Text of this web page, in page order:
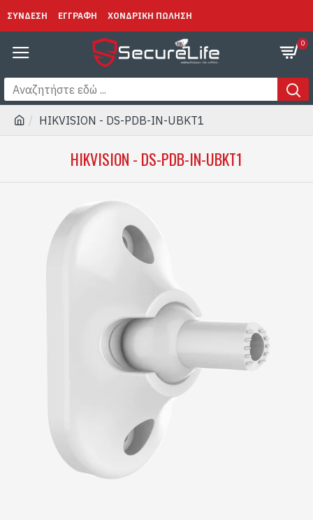
ΣΥΝΔΕΣΗ ΕΓΓΡΑΦΗ ΧΟΝΔΡΙΚΗ ΠΩΛΗΣΗ
0
HIKVISION - DS-PDB-IN-UBKT1
HIKVISION - DS-PDB-IN-UBKT1